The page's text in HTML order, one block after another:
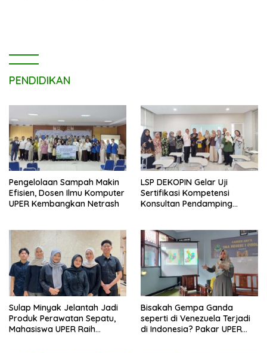
PENDIDIKAN
Pengelolaan Sampah Makin
Efisien, Dosen Ilmu Komputer
UPER Kembangkan Netrash
LSP DEKOPIN Gelar Uji
Sertifikasi Kompetensi
Konsultan Pendamping
Sulap Minyak Jelantah Jadi
Produk Perawatan Sepatu,
Mahasiswa UPER Raih
Bisakah Gempa Ganda
seperti di Venezuela Terjadi
di Indonesia? Pakar UPER